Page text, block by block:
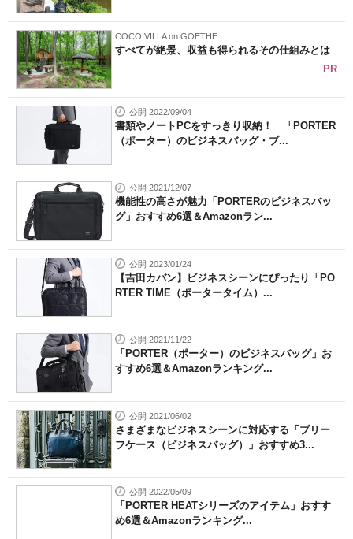
COCO VILLA on GOETHE
すべてが絶景、収益も得られるその仕組みとは
PR
公開 2022/09/04
書類やノートPCをすっきり収納！ 「PORTER
（ポーター）のビジネスバッグ・ブ...
公開 2021/12/07
機能性の高さが魅力「PORTERのビジネスバッ
グ」おすすめ6選＆Amazonラン...
公開 2023/01/24
【吉田カバン】ビジネスシーンにぴったり「PO
RTER TIME（ポータータイム）...
公開 2021/11/22
「PORTER（ポーター）のビジネスバッグ」お
すすめ6選＆Amazonランキング...
公開 2021/06/02
さまざまなビジネスシーンに対応する「ブリー
フケース（ビジネスバッグ）」おすすめ3...
公開 2022/05/09
「PORTER HEATシリーズのアイテム」おすす
め6選＆Amazonランキング...